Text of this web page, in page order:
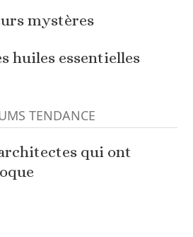
mystères
huiles essentielles
TENDANCE
qui ont